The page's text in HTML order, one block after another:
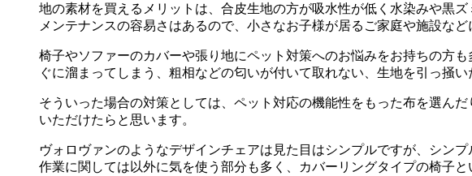
地の素材を買えるメリットは、合皮生地の方が吸水性が低く水染みや黒
メンテナンスの容易さはあるので、小さなお子様が居るご家庭や施設な
椅子やソファーのカバーや張り地にペット対策へのお悩みをお持ちの方
ぐに溜まってしまう、粗相などの匂いが付いて取れない、生地を引っ掻
そういった場合の対策としては、ペット対応の機能性をもった布を選ん
いただけたらと思います。
ヴォロヴァンのようなデザインチェアは見た目はシンプルですが、シン
作業に関しては以外に気を使う部分も多く、カバーリングタイプの椅子